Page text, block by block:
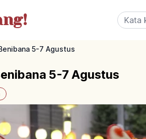
5-7 Agustus
5-7 Agustus